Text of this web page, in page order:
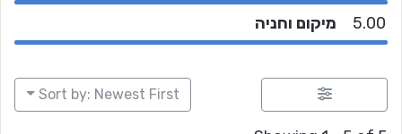
מיקום וחניה
5.00
Sort by: Newest First